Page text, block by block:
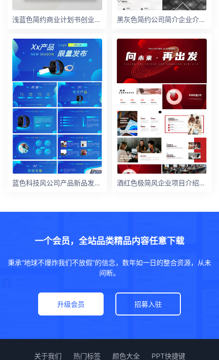
浅蓝色简约商业计划书创业项目路演PPT模板 黑灰色简约公司简介企业介绍宣传PPT模板
蓝色科技风公司产品新品发布会ppt模板 酒红色极简风企业项目介绍宣传产品推广汇报总结PPT模板
一个会员，全站品类精品内容任意下载
秉承“地球不爆炸我们不放假”的信念，数年如一日的整合资源，从未
间断。
升级会员 招募入驻
关于我们 热门标签 颜色大全 PPT快捷键